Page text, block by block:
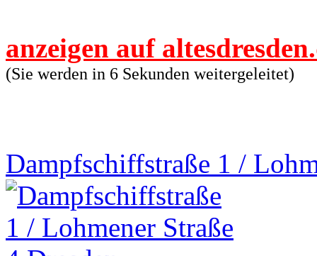
anzeigen auf
(Sie werden in 6 Sekunden weitergeleitet)
Dampfschiffstraße 1 /